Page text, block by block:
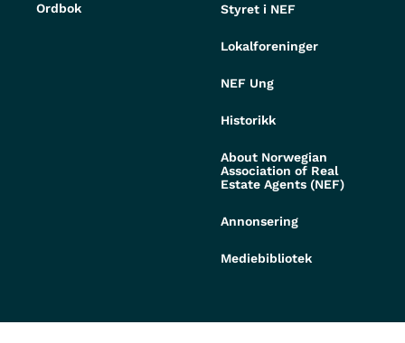
Ordbok Styret i NEF
Lokalforeninger
NEF Ung
Historikk
About Norwegian
Association of Real
Estate Agents (NEF)
Annonsering
Mediebibliotek